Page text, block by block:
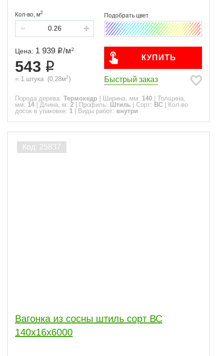
Кол-во, м2
Цена: 1 939 /м2
543
= 1 штука (0,28м2)
КУПИТЬ
Быстрый заказ
Порода дерева: Термокедр Ширина, мм: 140
Толщина,
мм: 14 Длина, м: 2 Профиль: Штиль Сорт: ВС
Кол-во
досок в упаковке: 1 Виды работ: внутри
Вагонка из сосны штиль сорт ВС
140x16x6000